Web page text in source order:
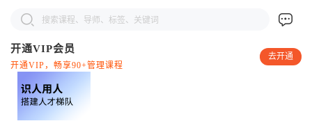
开通VIP会员
开通VIP，畅享90+管理课程
去开通